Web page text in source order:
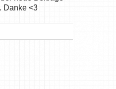
Danke <3